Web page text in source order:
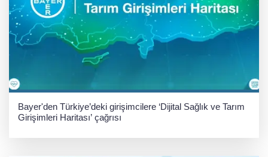
Bayer'den Türkiye’deki girişimcilere ‘Dijital Sağlık ve Tarım
Girişimleri Haritası’ çağrısı